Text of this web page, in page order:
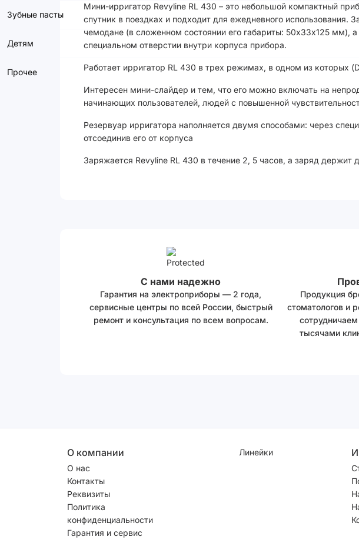
Зубные пасты
Детям
Прочее
Мини-ирригатор Revyline RL 430 – это небольшой компактный
спутник в поездках и подходит для ежедневного использования.
чемодане (в сложенном состоянии его габариты: 50х33х125 мм),
специальном отверстии внутри корпуса прибора.
Работает ирригатор RL 430 в трех режимах, в одном из которых
Интересен мини-слайдер и тем, что его можно включать на
начинающих пользователей, людей с повышенной
Резервуар ирригатора наполняется двумя способами: через
отсоединив его от корпуса
Заряжается Revyline RL 430 в течение 2, 5 часов, а заряд держит
С нами надежно
Гарантия на электроприборы — 2 года,
сервисные центры по всей России, быстрый
ремонт и консультация по всем вопросам.
Продукция
стоматологов и
тысячами
О компании
О нас
Контакты
Реквизиты
Политика
конфиденциальности
Гарантия и сервис
Линейки